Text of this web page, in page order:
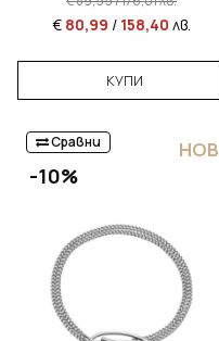
€ 80,99 / 158,40 лв.
КУПИ
Сравни
-10%
НОВ